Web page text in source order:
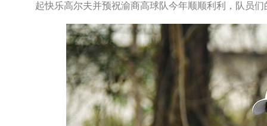
起快乐高尔夫并预祝渝商高球队今年顺顺利利，队员